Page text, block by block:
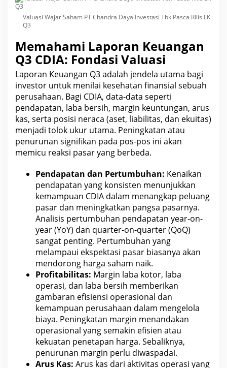
Valuasi Wajar Saham PT Chandra Daya Investasi Tbk Pasca Rilis LK
Q3
Memahami Laporan Keuangan
Q3 CDIA: Fondasi Valuasi
Laporan Keuangan Q3 adalah jendela utama bagi
investor untuk menilai kesehatan finansial sebuah
perusahaan. Bagi CDIA, data-data seperti
pendapatan, laba bersih, margin keuntungan, arus
kas, serta posisi neraca (aset, liabilitas, dan ekuitas)
menjadi tolok ukur utama. Peningkatan atau
penurunan signifikan pada pos-pos ini akan
memicu reaksi pasar yang berbeda.
Pendapatan dan Pertumbuhan: Kenaikan
pendapatan yang konsisten menunjukkan
kemampuan CDIA dalam menangkap peluang
pasar dan meningkatkan pangsa pasarnya.
Analisis pertumbuhan pendapatan year-on-
year (YoY) dan quarter-on-quarter (QoQ)
sangat penting. Pertumbuhan yang
melampaui ekspektasi pasar biasanya akan
mendorong harga saham naik.
Profitabilitas: Margin laba kotor, laba
operasi, dan laba bersih memberikan
gambaran efisiensi operasional dan
kemampuan perusahaan dalam mengelola
biaya. Peningkatan margin menandakan
operasional yang semakin efisien atau
kekuatan penetapan harga. Sebaliknya,
penurunan margin perlu diwaspadai.
Arus Kas: Arus kas dari aktivitas operasi yang